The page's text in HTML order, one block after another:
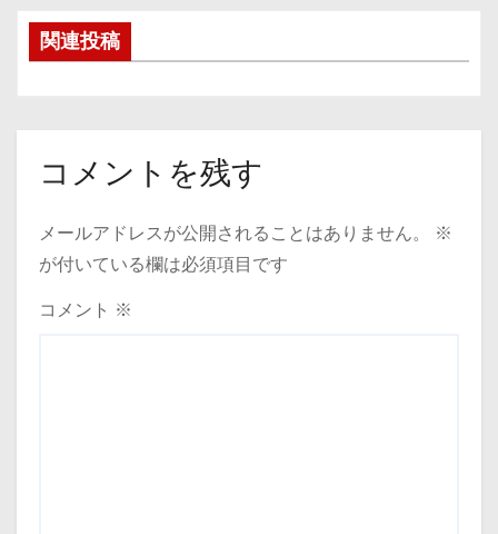
稿
ナ
ゲ
シ
ョ
関連投稿
コメントを残す
メールアドレスが公開されることはありません。
※
が付いている欄は必須項目です
コメント ※